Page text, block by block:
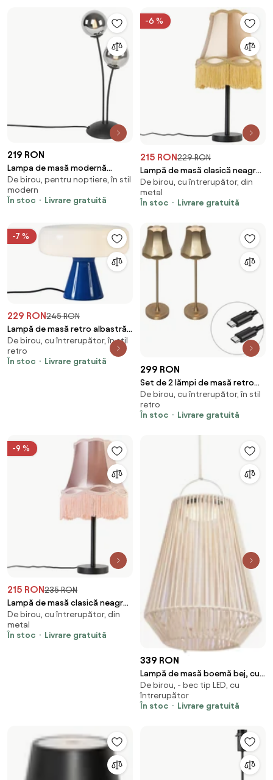
219 RON
Lampa de masă modernă
neagră cu 2 lumini cu sticlă
fumurie - Atena
De birou, pentru noptiere, în stil
modern
În stoc
Livrare gratuită
-6 %
215 RON229 RON
Lampă de masă clasică neagră
cu abajur auriu Granny 30 cm -
Simplo
De birou, cu întrerupător, din
metal
În stoc
Livrare gratuită
-7 %
229 RON245 RON
Lampă de masă retro albastră
cu alb - Knob
De birou, cu întrerupător, în stil
retro
În stoc
Livrare gratuită
299 RON
Set de 2 lămpi de masă retro
auriu roz reîncărcabile IP44 -
Granny
De birou, cu întrerupător, în stil
retro
În stoc
Livrare gratuită
-9 %
215 RON235 RON
Lampă de masă clasică neagră
cu abajur roz bunicuță 30 cm -
Simplo
De birou, cu întrerupător, din
metal
În stoc
Livrare gratuită
339 RON
Lampă de masă boemă bej, cu
LED, cu 3 trepte de intensitate,
IP54, reîncărcabilă solar - Duca
De birou, - bec tip LED, cu
întrerupător
În stoc
Livrare gratuită